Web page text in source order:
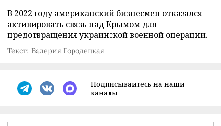
В 2022 году американский бизнесмен отказался
активировать связь над Крымом для
предотвращения украинской военной операции.
Текст: Валерия Городецкая
Подписывайтесь на наши
каналы